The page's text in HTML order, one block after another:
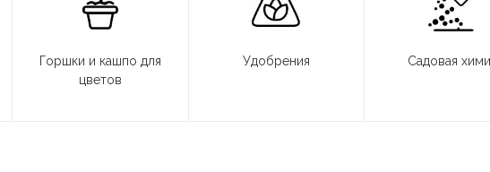
Горшки и кашпо для
цветов
Удобрения Садовая